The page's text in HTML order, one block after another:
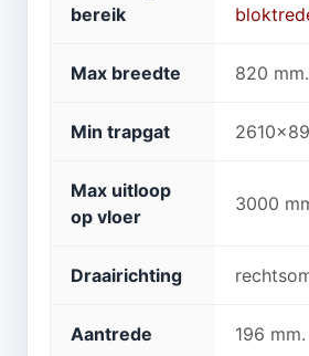
bereik
Max breedte 820 mm.
Min trapgat
Max uitloop
op vloer
3000
Draairichting
Aantrede 196 mm.